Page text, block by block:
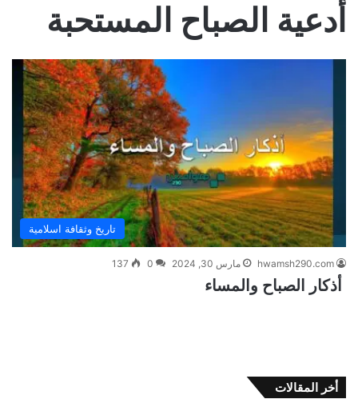
أدعية الصباح المستحبة
تاريخ وثقافة اسلامية
hwamsh290.com مارس 30, 2024 0
137
أذكار الصباح والمساء
أخر المقالات